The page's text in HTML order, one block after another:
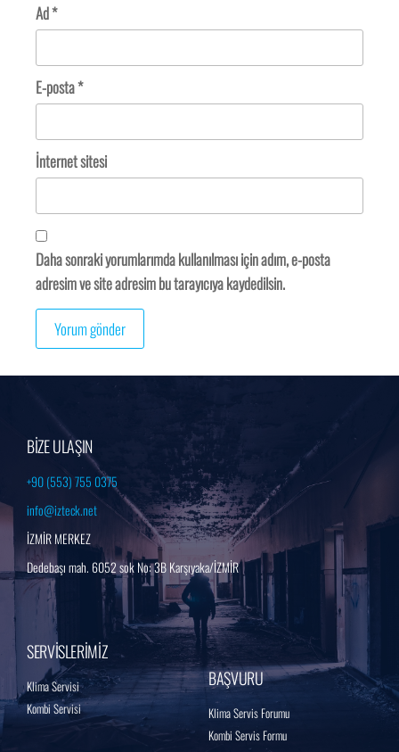
Ad*
E-posta*
İnternet sitesi
Daha sonraki yorumlarımda kullanılması için adım, e-posta
adresim ve site adresim bu tarayıcıya kaydedilsin.
BİZE ULAŞIN
+90 (553) 755 0375
info@izteck.net
İZMİR MERKEZ
Dedebaşı mah. 6052 sok No: 3B Karşıyaka/İZMİR
SERVİSLERİMİZ
Klima Servisi
Kombi Servisi
BAŞVURU
Klima Servis Forumu
Kombi Servis Formu